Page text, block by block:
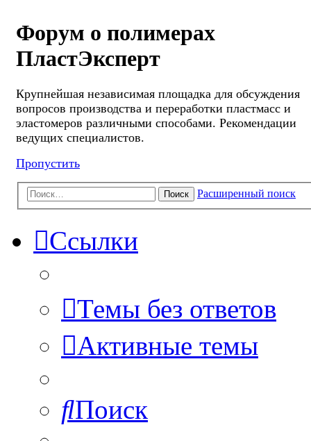
Форум о полимерах
ПластЭксперт
Крупнейшая независимая площадка для обсуждения
вопросов производства и переработки пластмасс и
эластомеров различными способами. Рекомендации
ведущих специалистов.
Пропустить
Поиск Расширенный поиск
Ссылки
Темы без ответов
Активные темы
Поиск